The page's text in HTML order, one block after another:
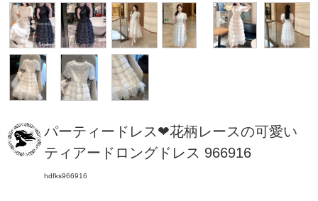
パーティードレス❤花柄レースの可愛い
ティアードロングドレス 966916
hdfks966916